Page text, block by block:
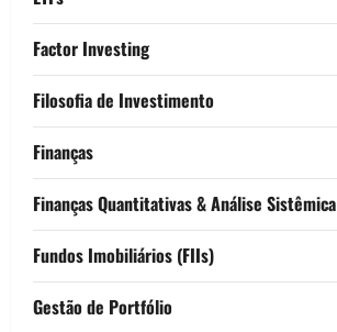
Factor Investing
Filosofia de Investimento
Finanças
Finanças Quantitativas & Análise Sistêmica
Fundos Imobiliários (FIIs)
Gestão de Portfólio